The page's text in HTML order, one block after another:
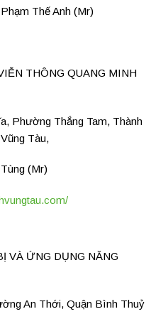
Thế Anh (Mr)
THÔNG QUANG MINH
Phường Thắng Tam, Thành
Tàu,
(Mr)
VÀ ỨNG DỤNG NĂNG
An Thới, Quận Bình Thuỷ